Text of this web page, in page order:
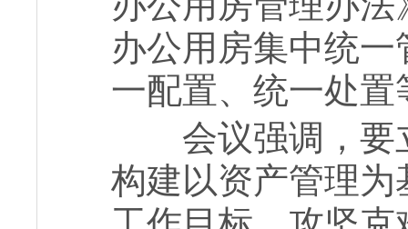
办公用房集中统
一配置、统一处
会议强调，要
构建以资产管理